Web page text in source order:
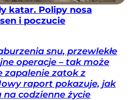
katar. Polipy nosa
i poczucie
snu, przewlekłe
operacje – tak może
zapalenie zatok z
raport pokazuje, jak
na codzienne życie